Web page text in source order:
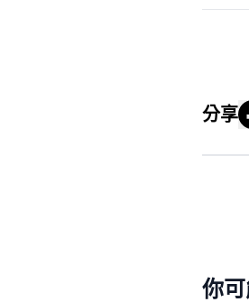
分享
你